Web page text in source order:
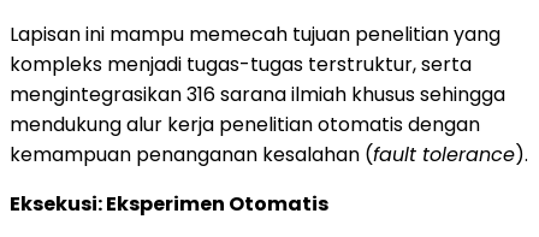
Lapisan ini mampu memecah tujuan penelitian yang
kompleks menjadi tugas-tugas terstruktur, serta
mengintegrasikan 316 sarana ilmiah khusus sehingga
mendukung alur kerja penelitian otomatis dengan
kemampuan penanganan kesalahan (fault tolerance).
Eksekusi: Eksperimen Otomatis